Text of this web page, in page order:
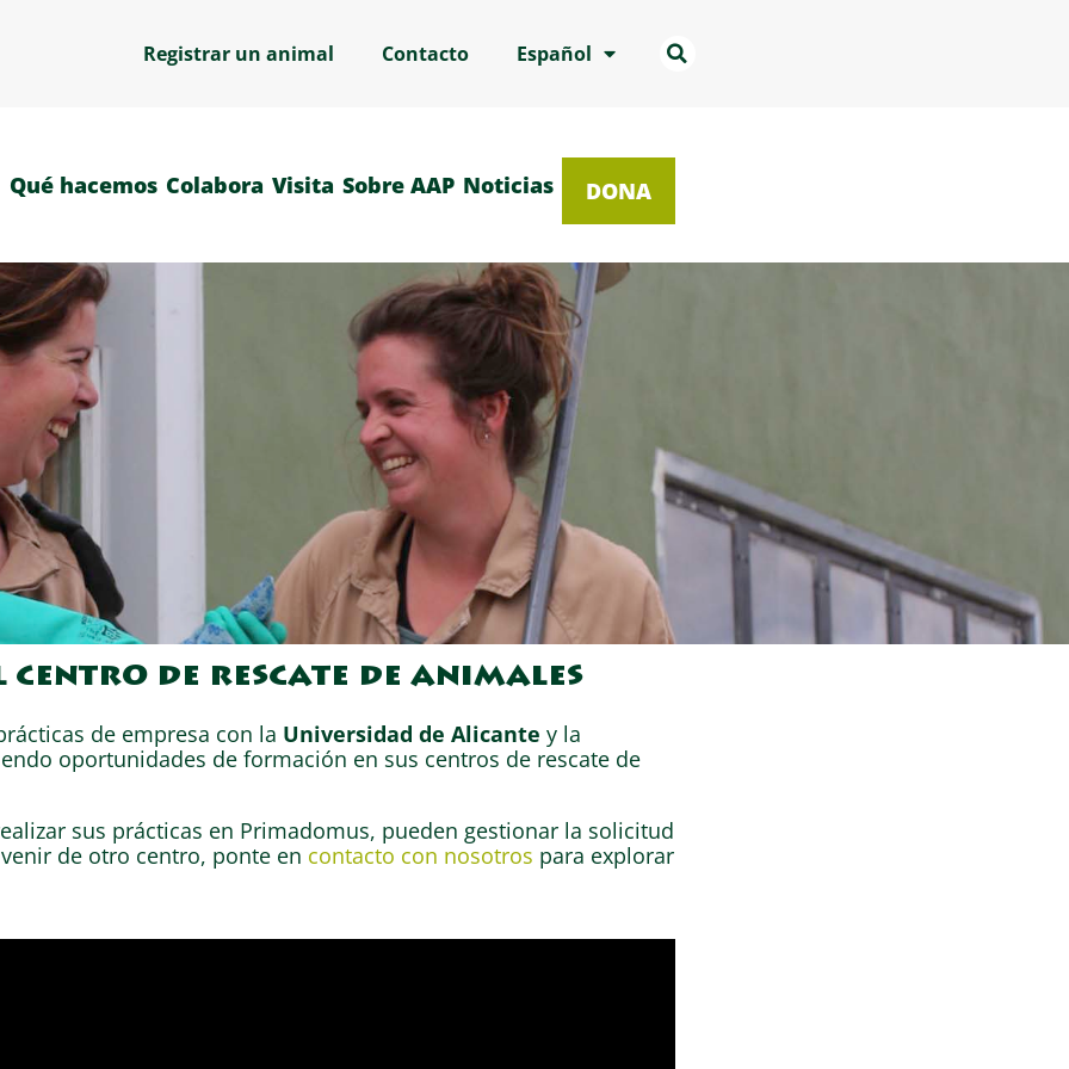
Registrar un animal Contacto Español
Qué hacemos Colabora Visita Sobre AAP Noticias DONA
centro de rescate de animales
de empresa con la Universidad de Alicante y la
oportunidades de formación en sus centros de rescate de
sus prácticas en Primadomus, pueden gestionar la solicitud
de otro centro, ponte en contacto con nosotros para explorar